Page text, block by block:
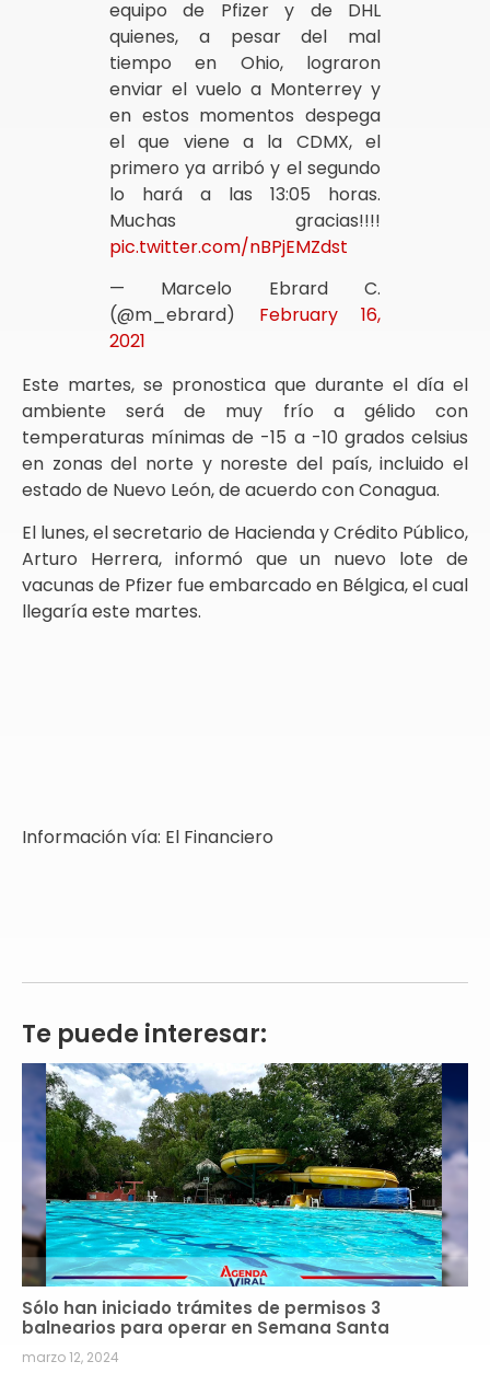
equipo de Pfizer y de DHL
quienes, a pesar del mal
tiempo en Ohio, lograron
enviar el vuelo a Monterrey y
en estos momentos despega
el que viene a la CDMX, el
primero ya arribó y el segundo
lo hará a las 13:05 horas.
Muchas gracias!!!!
pic.twitter.com/nBPjEMZdst
— Marcelo Ebrard C.
(@m_ebrard) February 16,
2021
Este martes, se pronostica que durante el día el
ambiente será de muy frío a gélido con
temperaturas mínimas de -15 a -10 grados celsius
en zonas del norte y noreste del país, incluido el
estado de Nuevo León, de acuerdo con Conagua.
El lunes, el secretario de Hacienda y Crédito Público,
Arturo Herrera, informó que un nuevo lote de
vacunas de Pfizer fue embarcado en Bélgica, el cual
llegaría este martes.
Información vía: El Financiero
Te puede interesar:
Sólo han iniciado trámites de permisos 3
balnearios para operar en Semana Santa
marzo 12, 2024